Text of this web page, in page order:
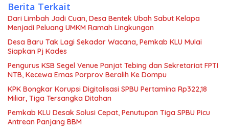
Berita Terkait
Dari Limbah Jadi Cuan, Desa Bentek Ubah Sabut Kelapa
Menjadi Peluang UMKM Ramah Lingkungan
Desa Baru Tak Lagi Sekadar Wacana, Pemkab KLU Mulai
Siapkan Pj Kades
Pengurus KSB Segel Venue Panjat Tebing dan Sekretariat FPTI
NTB, Kecewa Emas Porprov Beralih Ke Dompu
KPK Bongkar Korupsi Digitalisasi SPBU Pertamina Rp322,18
Miliar, Tiga Tersangka Ditahan
Pemkab KLU Desak Solusi Cepat, Penutupan Tiga SPBU Picu
Antrean Panjang BBM